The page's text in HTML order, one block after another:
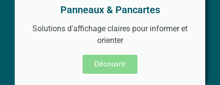
Panneaux & Pancartes
Solutions d'affichage claires pour informer et
orienter
Découvrir